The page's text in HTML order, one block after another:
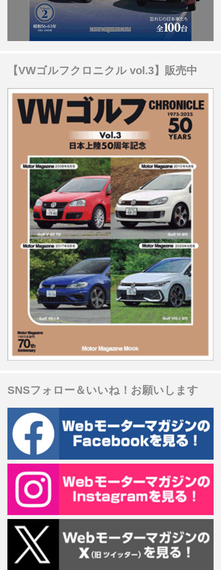
【VWゴルフクロニクル vol.3】販売中
SNSフォロー＆いいね！お願いします